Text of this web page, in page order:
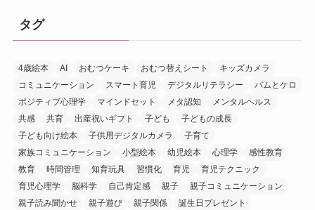
タグ
4歳絵本 AI おむつケーキ おむつ替えシート
キッズカメラ
コミュニケーション
スマート育児 デジタルリテラシー
バムとケロ
ポジティブ心理学
マインドセット メタ認知
メンタルヘルス
共感
共育 出産祝いギフト 子ども
子どもの成長
子ども向け絵本
子供用デジタルカメラ
子育て
家族コミュニケーション
小型絵本 幼児絵本 心理学
感性教育
教育
時間管理 知育玩具 習慣化 育児
育児テクニック
育児心理学
脳科学 自己肯定感 親子
親子コミュニケーション
親子読み聞かせ
親子遊び 親子関係
誕生日プレゼント